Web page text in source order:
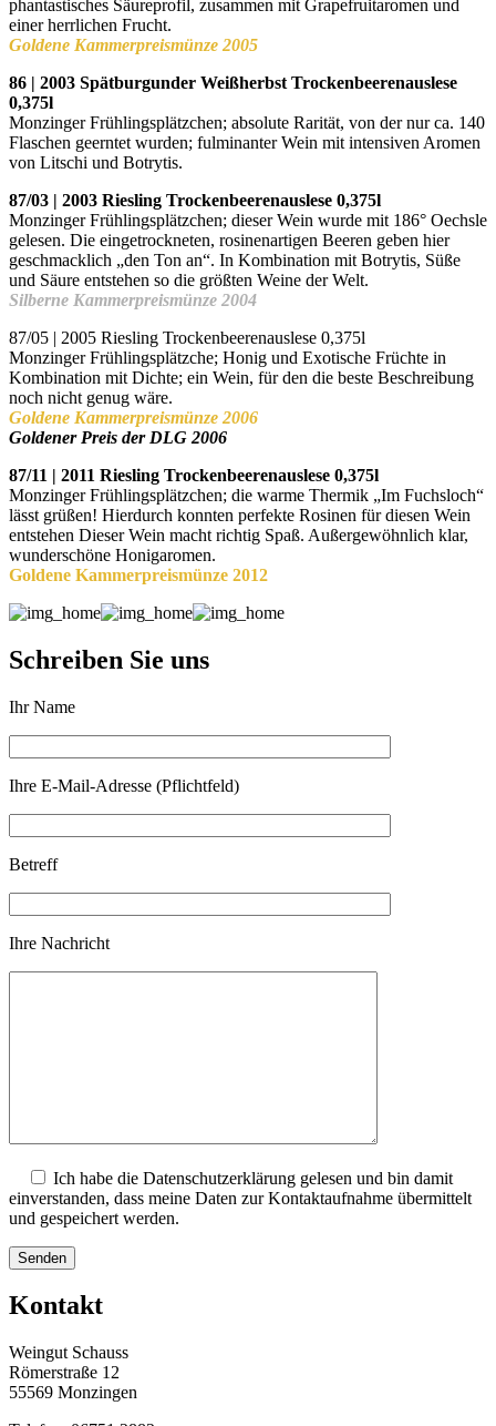
phantastisches Säureprofil, zusammen mit Grapefruitaromen und
einer herrlichen Frucht.
Goldene Kammerpreismünze 2005
86 | 2003 Spätburgunder Weißherbst Trockenbeerenauslese
0,375l
Monzinger Frühlingsplätzchen; absolute Rarität, von der nur ca. 140
Flaschen geerntet wurden; fulminanter Wein mit intensiven Aromen
von Litschi und Botrytis.
87/03 | 2003 Riesling Trockenbeerenauslese 0,375l
Monzinger Frühlingsplätzchen; dieser Wein wurde mit 186° Oechsle
gelesen. Die eingetrockneten, rosinenartigen Beeren geben hier
geschmacklich „den Ton an“. In Kombination mit Botrytis, Süße
und Säure entstehen so die größten Weine der Welt.
Silberne Kammerpreismünze 2004
87/05 | 2005 Riesling Trockenbeerenauslese 0,375l
Monzinger Frühlingsplätzche; Honig und Exotische Früchte in
Kombination mit Dichte; ein Wein, für den die beste Beschreibung
noch nicht genug wäre.
Goldene Kammerpreismünze 2006
Goldener Preis der DLG 2006
87/11 | 2011 Riesling Trockenbeerenauslese 0,375l
Monzinger Frühlingsplätzchen; die warme Thermik „Im Fuchsloch“
lässt grüßen! Hierdurch konnten perfekte Rosinen für diesen Wein
entstehen Dieser Wein macht richtig Spaß. Außergewöhnlich klar,
wunderschöne Honigaromen.
Goldene Kammerpreismünze 2012
Schreiben Sie uns
Ihr Name
Ihre E-Mail-Adresse (Pflichtfeld)
Betreff
Ihre Nachricht
Ich habe die Datenschutzerklärung gelesen und bin damit
einverstanden, dass meine Daten zur Kontaktaufnahme übermittelt
und gespeichert werden.
Kontakt
Weingut Schauss
Römerstraße 12
55569 Monzingen